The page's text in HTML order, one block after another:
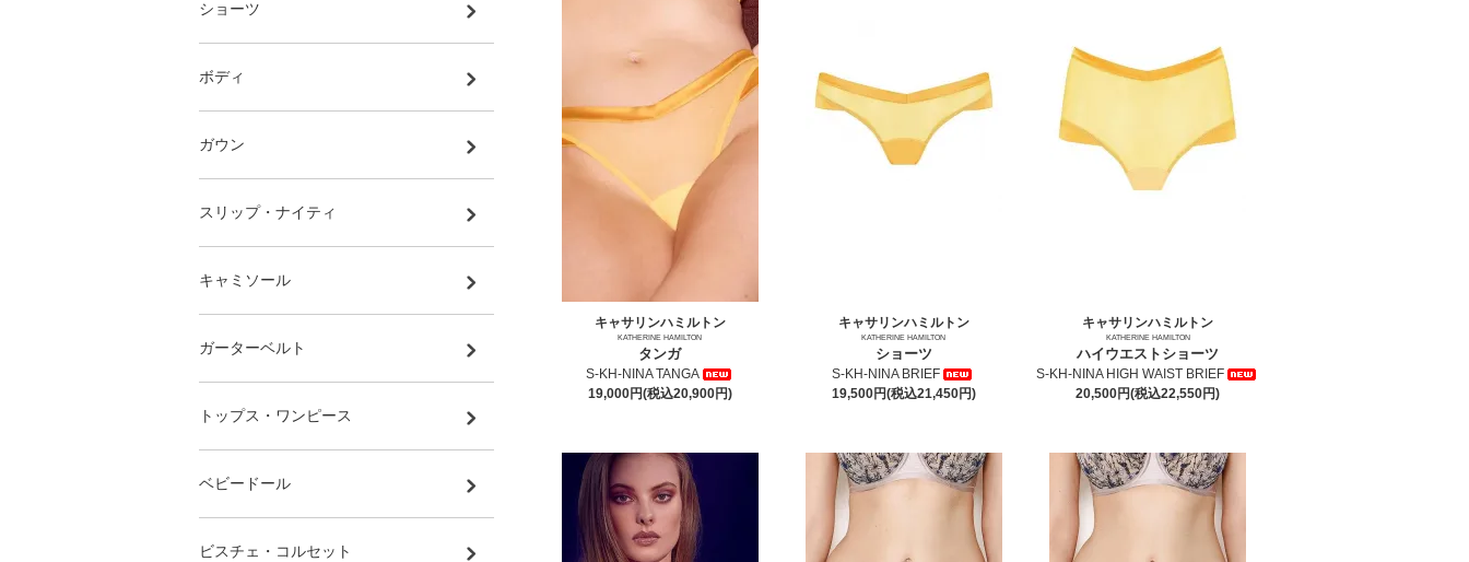
キャサリンハミルトン
KATHERINE HAMILTON
タンガ
S-KH-NINA TANGA
19,000円(税込20,900円)
キャサリンハミルトン
KATHERINE HAMILTON
ショーツ
S-KH-NINA BRIEF
19,500円(税込21,450円)
キャサリンハミルトン
KATHERINE HAMILTON
ハイウエストショーツ
S-KH-NINA HIGH WAIST BRIEF
20,500円(税込22,550円)
ショーツ
ボディ
ガウン
スリップ・ナイティ
キャミソール
ガーターベルト
トップス・ワンピース
ベビードール
ビスチェ・コルセット